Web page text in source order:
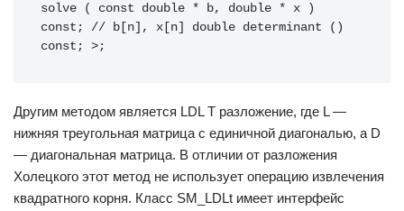
solve ( const double * b, double * x )
const; // b[n], x[n] double determinant ()
const; >;
Другим методом является LDL T разложение, где L —
нижняя треугольная матрица с единичной диагональю, а D
— диагональная матрица. В отличии от разложения
Холецкого этот метод не использует операцию извлечения
квадратного корня. Класс SM_LDLt имеет интерфейс